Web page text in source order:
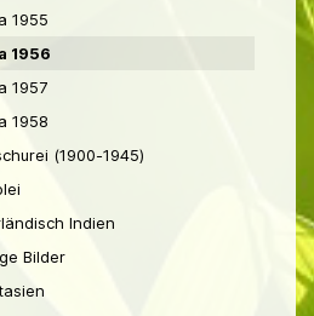
1955
1956
1957
1958
(1900-1945)
Indien
Bilder